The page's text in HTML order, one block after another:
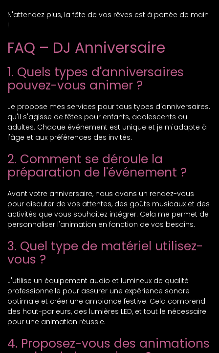
N'attendez plus, la fête de vos rêves est à portée de main
!
FAQ – DJ Anniversaire
1. Quels types d'anniversaires
pouvez-vous animer ?
Je propose mes services pour tous types d'anniversaires,
qu'il s'agisse de fêtes pour enfants, adolescents ou
adultes. Chaque événement est unique et je m'adapte à
l'âge et aux préférences des invités.
2. Comment se déroule la
préparation de l'événement ?
Avant votre anniversaire, nous avons un rendez-vous
pour discuter de vos attentes, des goûts musicaux et des
activités que vous souhaitez intégrer. Cela me permet de
personnaliser l'animation en fonction de vos besoins.
3. Quel type de matériel utilisez-
vous ?
J'utilise un équipement audio et lumineux de qualité
professionnelle pour assurer une expérience sonore
optimale et créer une ambiance festive. Cela comprend
des haut-parleurs, des lumières LED, et tout le nécessaire
pour une animation réussie.
4. Proposez-vous des animations